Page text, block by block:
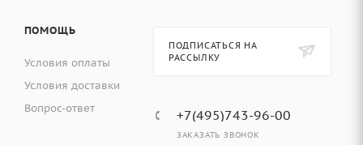
ПОМОЩЬ
Условия оплаты
Условия доставки
Вопрос-ответ
ПОДПИСАТЬСЯ НА
РАССЫЛКУ
+7(495)743-96-00
ЗАКАЗАТЬ ЗВОНОК